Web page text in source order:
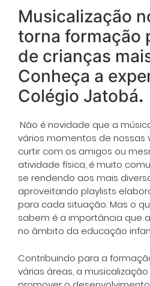
Musicalização
torna formação
de crianças
Conheça a
Colégio Jatobá.
Não é novidade que a
vários momentos de nossas
curtir com os amigos ou
atividade física, é muito
se rendendo aos mais
aproveitando playlists
para cada situação. Mas o
sabem é a importância que
no âmbito da educação
Contribuindo para a
várias áreas, a